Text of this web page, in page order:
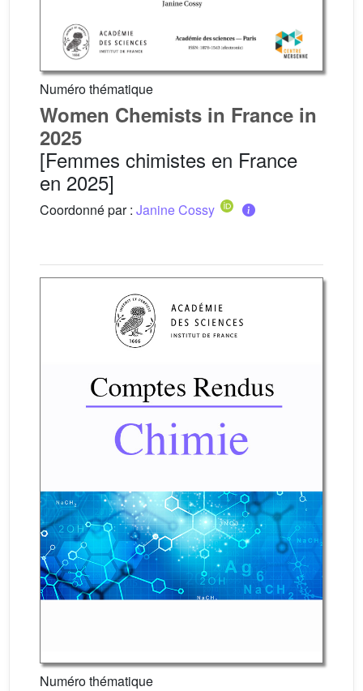
Numéro thématique
Women Chemists in France in
2025
[Femmes chimistes en France
en 2025]
Coordonné par : Janine Cossy
Numéro thématique